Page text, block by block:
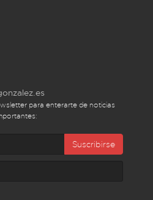
para enterarte de noticias
Suscribirse